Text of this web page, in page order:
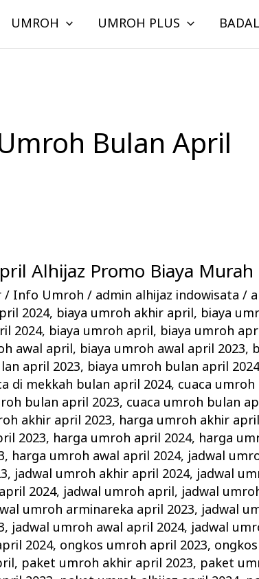
UMROH UMROH PLUS
Bulan April
Alhijaz Promo Biaya Murah
/ Info Umroh / admin alhijaz indowisata/
2024, biaya umroh akhir april, biaya
2024, biaya umroh april, biaya umroh
awal april, biaya umroh awal april 2023,
april 2023, biaya umroh bulan april
di mekkah bulan april 2024, cuaca
bulan april 2023, cuaca umroh bulan
akhir april 2023, harga umroh akhir
2023, harga umroh april 2024, harga
, harga umroh awal april 2024, jadwal
, jadwal umroh akhir april 2024, jadwal
2024, jadwal umroh april, jadwal
umroh arminareka april 2023, jadwal
, jadwal umroh awal april 2024, jadwal
2024, ongkos umroh april 2023,
, paket umroh akhir april 2023, paket